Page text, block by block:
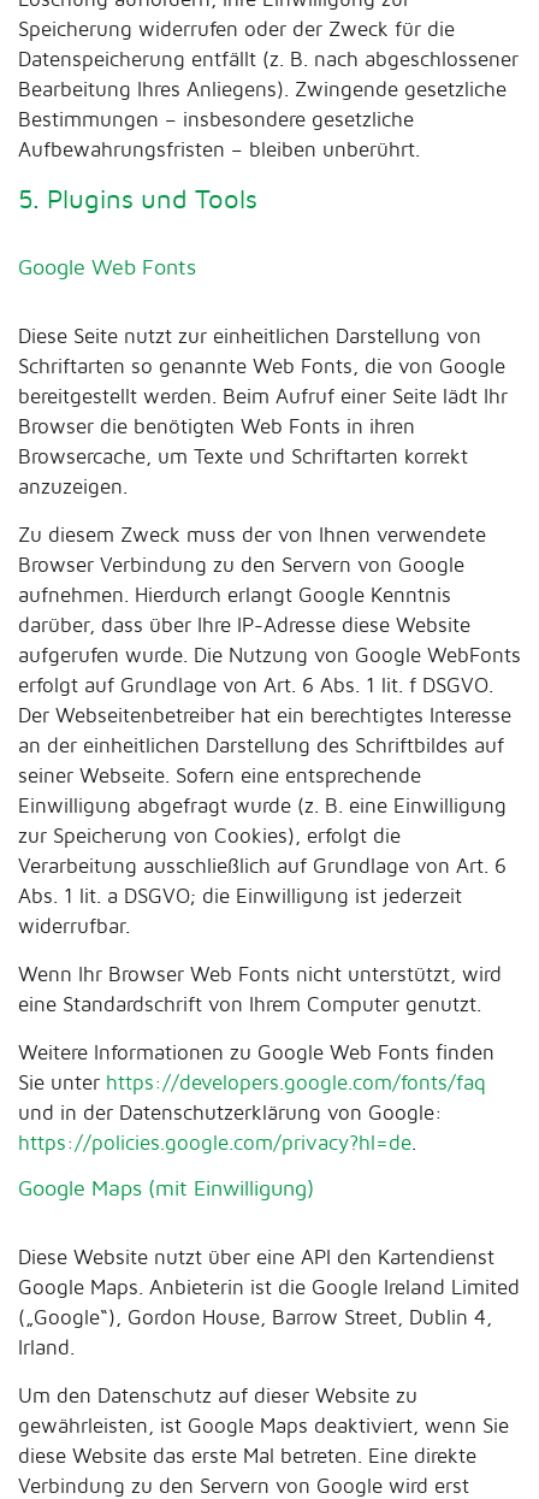
Speicherung widerrufen oder der Zweck für die
Datenspeicherung entfällt (z. B. nach abgeschlossener
Bearbeitung Ihres Anliegens). Zwingende gesetzliche
Bestimmungen – insbesondere gesetzliche
Aufbewahrungsfristen – bleiben unberührt.
5. Plugins und Tools
Google Web Fonts
Diese Seite nutzt zur einheitlichen Darstellung von
Schriftarten so genannte Web Fonts, die von Google
bereitgestellt werden. Beim Aufruf einer Seite lädt Ihr
Browser die benötigten Web Fonts in ihren
Browsercache, um Texte und Schriftarten korrekt
anzuzeigen.
Zu diesem Zweck muss der von Ihnen verwendete
Browser Verbindung zu den Servern von Google
aufnehmen. Hierdurch erlangt Google Kenntnis
darüber, dass über Ihre IP-Adresse diese Website
aufgerufen wurde. Die Nutzung von Google WebFonts
erfolgt auf Grundlage von Art. 6 Abs. 1 lit. f DSGVO.
Der Webseitenbetreiber hat ein berechtigtes Interesse
an der einheitlichen Darstellung des Schriftbildes auf
seiner Webseite. Sofern eine entsprechende
Einwilligung abgefragt wurde (z. B. eine Einwilligung
zur Speicherung von Cookies), erfolgt die
Verarbeitung ausschließlich auf Grundlage von Art. 6
Abs. 1 lit. a DSGVO; die Einwilligung ist jederzeit
widerrufbar.
Wenn Ihr Browser Web Fonts nicht unterstützt, wird
eine Standardschrift von Ihrem Computer genutzt.
Weitere Informationen zu Google Web Fonts finden
Sie unter https://developers.google.com/fonts/faq
und in der Datenschutzerklärung von Google:
https://policies.google.com/privacy?hl=de
Google Maps (mit Einwilligung)
Diese Website nutzt über eine API den Kartendienst
Google Maps. Anbieterin ist die Google Ireland Limited
(„Google“), Gordon House, Barrow Street, Dublin 4,
Irland.
Um den Datenschutz auf dieser Website zu
gewährleisten, ist Google Maps deaktiviert, wenn Sie
diese Website das erste Mal betreten. Eine direkte
Verbindung zu den Servern von Google wird erst